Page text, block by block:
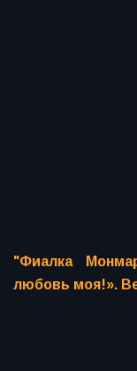
"Фиалка
любовь моя!».